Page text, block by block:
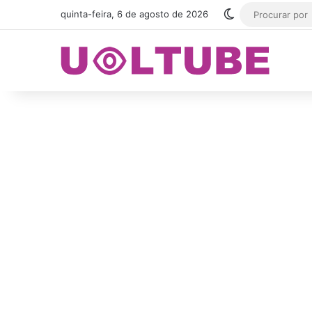
quinta-feira, 6 de agosto de 2026 Switch skin